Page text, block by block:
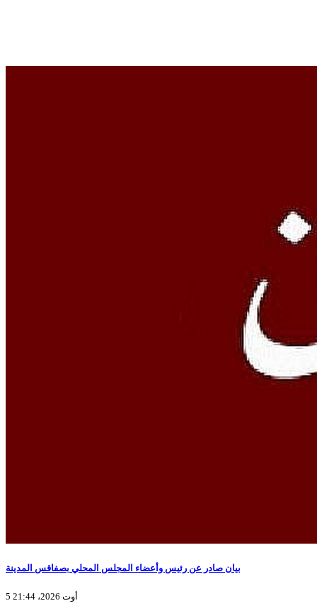
بيان صادر عن رئيس وأعضاء المجلس المحلي بصفاقس المدينة
5 أوت 2026، 21:44